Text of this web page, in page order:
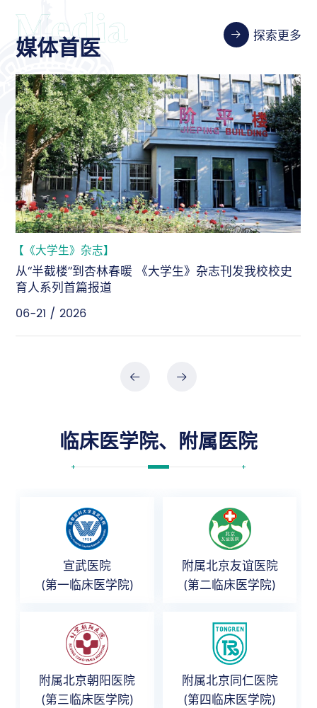
媒体首医 探索更多
【新华社】
新华社：坚守人民至上，为“健康中国”建设持续输出首
医智慧
06-18 / 2026
临床医学院、附属医院
宣武医院
(第一临床医学院)
附属北京友谊医院
(第二临床医学院)
附属北京朝阳医院
(第三临床医学院)
附属北京同仁医院
(第四临床医学院)